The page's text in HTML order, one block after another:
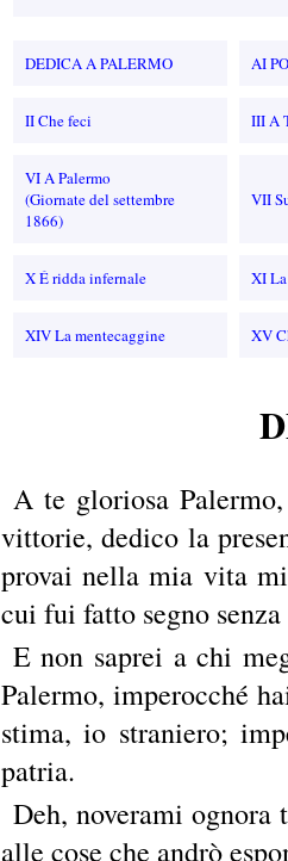
DEDICA A PALERMO AI
II Che feci III A
VI A Palermo
(Giornate del settembre
1866)
VII
X É ridda infernale XI
XIV La mentecaggine XV
A te gloriosa
vittorie, dedico la
provai nella mia vita
cui fui fatto segno
E non saprei a chi
Palermo, imperocché
stima, io straniero;
patria.
Deh, noverami
alle cose che andrò